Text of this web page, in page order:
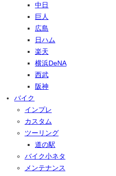
中日
巨人
広島
日ハム
楽天
横浜DeNA
西武
阪神
バイク
インプレ
カスタム
ツーリング
道の駅
バイク小ネタ
メンテナンス